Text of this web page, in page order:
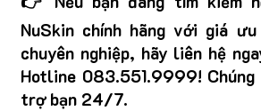
NuSkin chính hãng với giá
chuyên nghiệp, hãy liên hệ
Hotline 083.551.9999!
trợ bạn 24/7.